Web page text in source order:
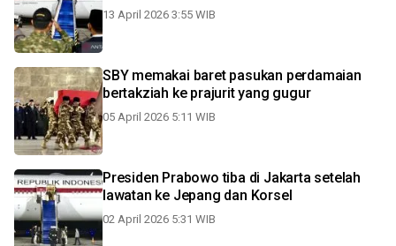
13 April 2026 3:55 WIB
SBY memakai baret pasukan perdamaian
bertakziah ke prajurit yang gugur
05 April 2026 5:11 WIB
Presiden Prabowo tiba di Jakarta setelah
lawatan ke Jepang dan Korsel
02 April 2026 5:31 WIB